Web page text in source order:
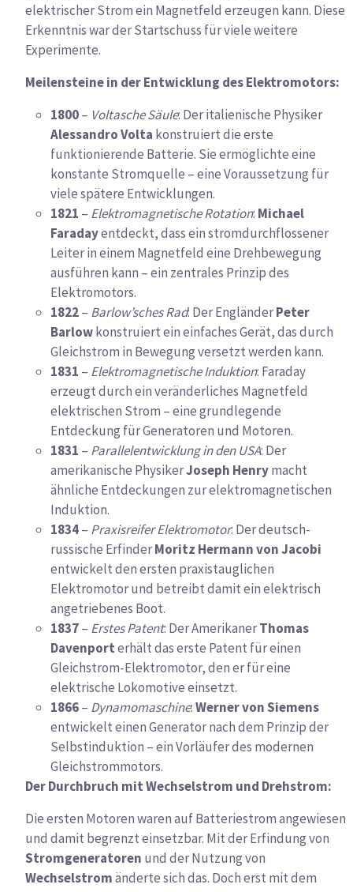
elektrischer Strom ein Magnetfeld erzeugen kann. Diese
Erkenntnis war der Startschuss für viele weitere
Experimente.
Meilensteine in der Entwicklung des Elektromotors:
1800– Voltasche Säule: Der italienische Physiker
Alessandro Volta konstruiert die erste
funktionierende Batterie. Sie ermöglichte eine
konstante Stromquelle – eine Voraussetzung für
viele spätere Entwicklungen.
1821 – Elektromagnetische Rotation: Michael
Faradayentdeckt, dass ein stromdurchflossener
Leiter in einem Magnetfeld eine Drehbewegung
ausführen kann – ein zentrales Prinzip des
Elektromotors.
1822– Barlow’sches Rad: Der EngländerPeter
Barlowkonstruiert ein einfaches Gerät, das durch
Gleichstrom in Bewegung versetzt werden kann.
1831 – Elektromagnetische Induktion: Faraday
erzeugt durch ein veränderliches Magnetfeld
elektrischen Strom – eine grundlegende
Entdeckung für Generatoren und Motoren.
1831 – Parallelentwicklung in den USA: Der
amerikanische PhysikerJoseph Henrymacht
ähnliche Entdeckungen zur elektromagnetischen
Induktion.
1834– Praxisreifer Elektromotor: Der deutsch-
russische ErfinderMoritz Hermann von Jacobi
entwickelt den ersten praxistauglichen
Elektromotor und betreibt damit ein elektrisch
angetriebenes Boot.
1837– Erstes Patent: Der AmerikanerThomas
Davenporterhält das erste Patent für einen
Gleichstrom-Elektromotor, den er für eine
elektrische Lokomotive einsetzt.
1866– Dynamomaschine:Werner von Siemens
entwickelt einen Generator nach dem Prinzip der
Selbstinduktion – ein Vorläufer des modernen
Gleichstrommotors.
Der Durchbruch mit Wechselstrom und Drehstrom:
Die ersten Motoren waren auf Batteriestrom angewiesen
und damit begrenzt einsetzbar. Mit der Erfindung von
Stromgeneratoren und der Nutzung von
Wechselstromänderte sich das. Doch erst mit dem